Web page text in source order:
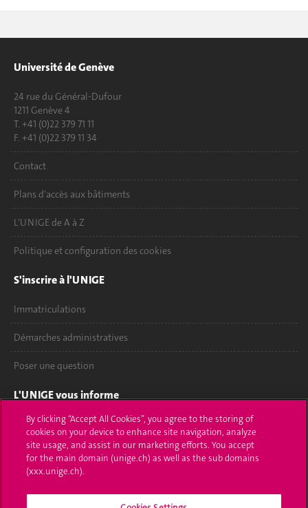
Université de Genève
24 rue du Général-Dufour
1211 Genève 4
T. +41 (0)22 379 71 11
F. +41 (0)22 379 11 34
Contact
Plans d'accès aux bâtiments
L'UNIGE de A à Z
Politique et configuration des cookies
S'inscrire à l'UNIGE
Immatriculations
Démarches administratives
Poser une question
L'UNIGE vous informe
UNIGE Mobile
Médias
Offres d'emploi
By clicking “Accept All Cookies”, you agree to the storing of
cookies on your device to enhance site navigation, analyze
site usage, and assist in our marketing efforts. You accept
for the main domain (unige.ch) as well as the sub domains
(xxx.unige.ch).